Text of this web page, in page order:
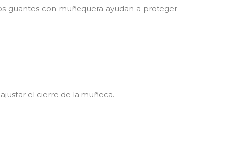
guantes con muñequera ayudan a proteger
el cierre de la muñeca.